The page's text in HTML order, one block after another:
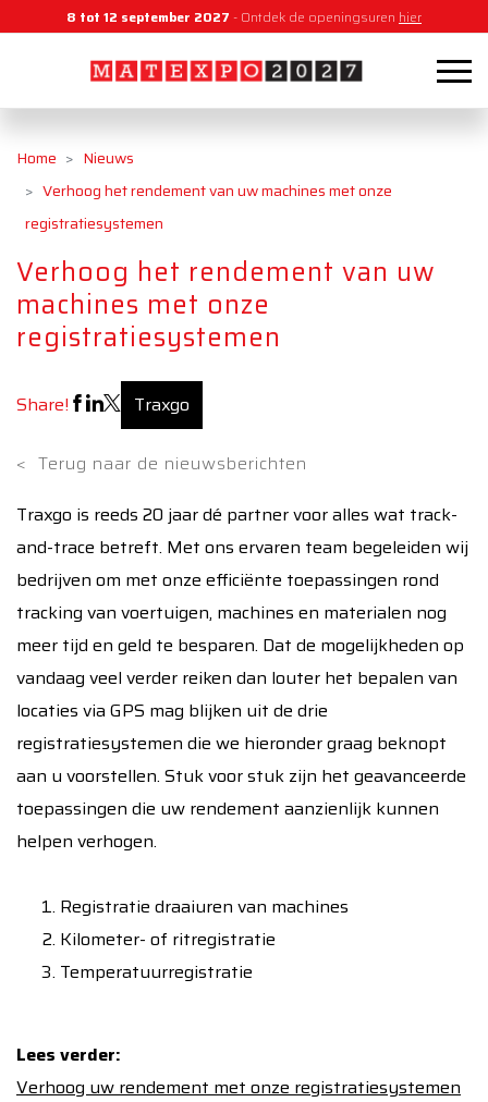
8 tot 12 september 2027 - Ontdek de openingsuren hier
Home
Nieuws
Verhoog het rendement van uw machines met onze
registratiesystemen
Verhoog het rendement van uw
machines met onze
registratiesystemen
Share! Traxgo
< Terug naar de nieuwsberichten
Traxgo is reeds 20 jaar dé partner voor alles wat track-
and-trace betreft. Met ons ervaren team begeleiden wij
bedrijven om met onze efficiënte toepassingen rond
tracking van voertuigen, machines en materialen nog
meer tijd en geld te besparen. Dat de mogelijkheden op
vandaag veel verder reiken dan louter het bepalen van
locaties via GPS mag blijken uit de drie
registratiesystemen die we hieronder graag beknopt
aan u voorstellen. Stuk voor stuk zijn het geavanceerde
toepassingen die uw rendement aanzienlijk kunnen
helpen verhogen.
Registratie draaiuren van machines
Kilometer- of ritregistratie
Temperatuurregistratie
Lees verder:
Verhoog uw rendement met onze registratiesystemen